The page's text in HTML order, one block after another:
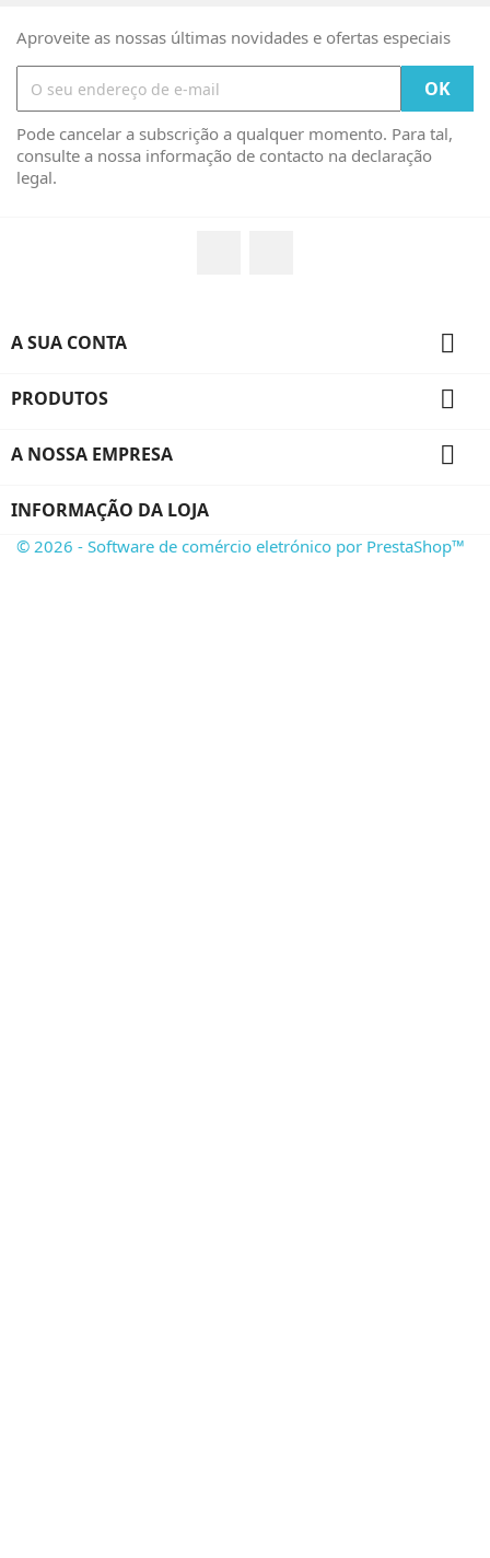
Aproveite as nossas últimas novidades e ofertas especiais
Pode cancelar a subscrição a qualquer momento. Para tal,
consulte a nossa informação de contacto na declaração
legal.
A SUA CONTA 
PRODUTOS 
A NOSSA EMPRESA 
INFORMAÇÃO DA LOJA
© 2026 - Software de comércio eletrónico por PrestaShop™